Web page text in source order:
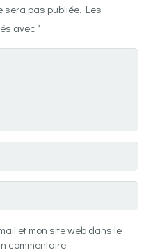
sera pas publiée. Les
avec *
et mon site web dans le
commentaire.